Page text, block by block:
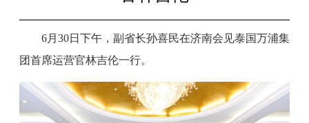
6月30日下午，副省长孙喜民在济南会见泰国万浦集
团首席运营官林吉伦一行。